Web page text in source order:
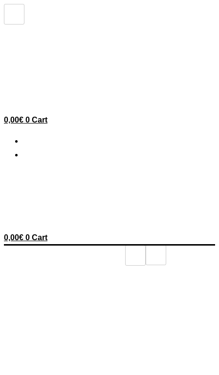
Ir
0,00€ 0 Cart
0,00€ 0 Cart